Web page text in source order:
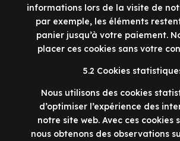
informations lors de la visite de
par exemple, les éléments
panier jusqu’à votre paiement.
placer ces cookies sans votre
5.2 Cookies
Nous utilisons des cookies
d’optimiser l’expérience des
notre site web. Avec ces cookies
nous obtenons des observations